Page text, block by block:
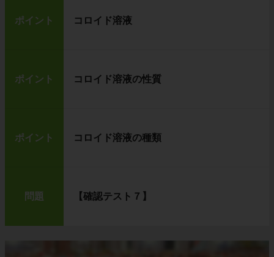
ポイント コロイド溶液
ポイント コロイド溶液の性質
ポイント コロイド溶液の種類
問題 【確認テスト７】